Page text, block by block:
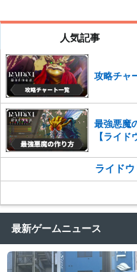
だけますでしょうか。
コメントの削除を申請する
せていただきます。ご了
※一度削除したコメント
さい。
また、過度な利用規約の違
った場合は、法的措置をとら
かじめご理解くださいませ。
人気記事
攻略チャ
最強悪魔
【ライド
ライド
最新ゲームニュース